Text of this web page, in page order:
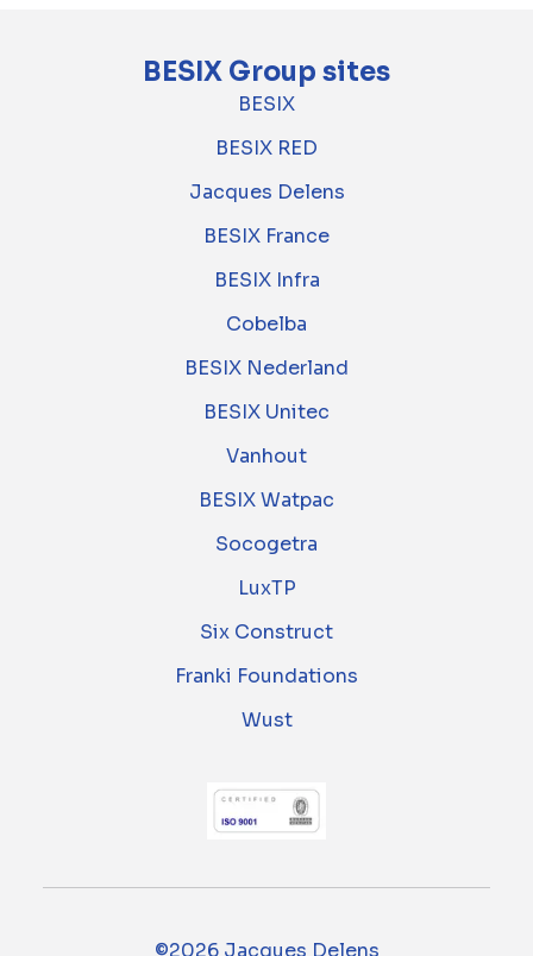
BESIX Group sites
BESIX
BESIX RED
Jacques Delens
BESIX France
BESIX Infra
Cobelba
BESIX Nederland
BESIX Unitec
Vanhout
BESIX Watpac
Socogetra
LuxTP
Six Construct
Franki Foundations
Wust
©2026 Jacques Delens